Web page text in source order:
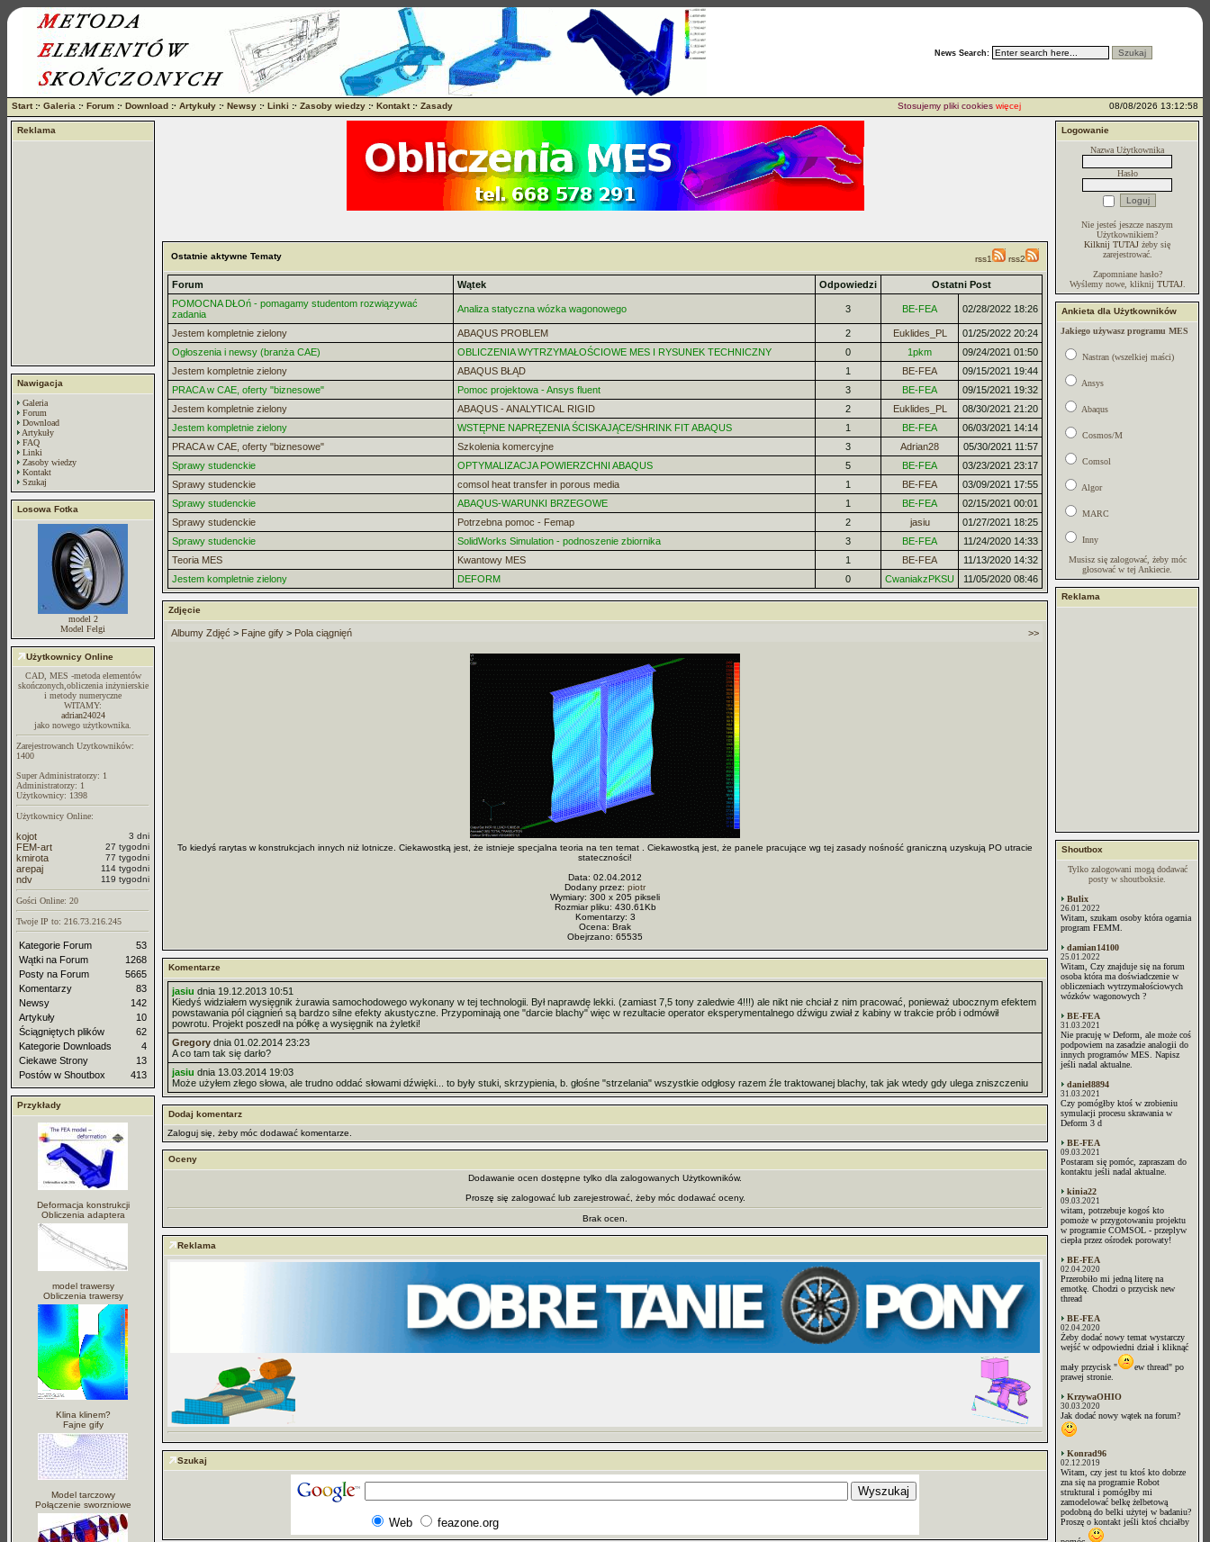
News Search:
Start:· Galeria :· Forum :· Download :· Artykuły :· Newsy :· Linki :· Zasoby wiedzy :· Kontakt:· Zasady Stosujemy pliki cookieswięcej... 08/08/2026 13:12:58
Reklama
Nawigacja
Galeria
Forum
Download
Artykuły
FAQ
Linki
Zasoby wiedzy
Kontakt
Szukaj
Losowa Fotka
model 2
Model Felgi
Użytkownicy Online
CAD, MES -metoda elementów
skończonych,obliczenia inżynierskie
i metody numeryczne
WITAMY:
adrian24024
jako nowego użytkownika.
Zarejestrowanch Uzytkowników:
1400
Super Administratorzy: 1
Administratorzy: 1
Użytkownicy: 1398
Użytkownicy Online:
kojot 3 dni
FEM-art 27 tygodni
kmirota 77 tygodni
arepaj 114 tygodni
ndv 119 tygodni
Gości Online: 20
Twoje IP to: 216.73.216.245
Kategorie Forum
53
Wątki na Forum
1268
Posty na Forum
5665
Komentarzy
83
Newsy
142
Artykuły
10
Ściągniętych plików
62
Kategorie Downloads
4
Ciekawe Strony
13
Postów w Shoutbox
413
Przykłady
Deformacja konstrukcji
Obliczenia adaptera
model trawersy
Obliczenia trawersy
Klina klinem?
Fajne gify
Model tarczowy
Połączenie sworzniowe
Ostatnie aktywne Tematy rss1 rss2
Forum Wątek Odpowiedzi
Ostatni Post
POMOCNA DŁOń - pomagamy studentom rozwiązywać
zadania
Analiza statyczna wózka wagonowego 3 BE-FEA 02/28/2022 18:26
Jestem kompletnie zielony ABAQUS PROBLEM 2 Euklides_PL
01/25/2022 20:24
Ogłoszenia i newsy (branża CAE)
OBLICZENIA WYTRZYMAŁOŚCIOWE MES I RYSUNEK TECHNICZNY 0 1pkm
09/24/2021 01:50
Jestem kompletnie zielony
ABAQUS BŁĄD 1 BE-FEA
09/15/2021 19:44
PRACA w CAE, oferty "biznesowe"
Pomoc projektowa - Ansys fluent 3 BE-FEA
09/15/2021 19:32
Jestem kompletnie zielony
ABAQUS - ANALYTICAL RIGID 2 Euklides_PL
08/30/2021 21:20
Jestem kompletnie zielony
WSTĘPNE NAPRĘZENIA ŚCISKAJĄCE/SHRINK FIT ABAQUS 1 BE-FEA
06/03/2021 14:14
PRACA w CAE, oferty "biznesowe"
Szkolenia komercyjne 3 Adrian28
05/30/2021 11:57
Sprawy studenckie
OPTYMALIZACJA POWIERZCHNI ABAQUS 5 BE-FEA
03/23/2021 23:17
Sprawy studenckie
comsol heat transfer in porous media 1 BE-FEA
03/09/2021 17:55
Sprawy studenckie
ABAQUS-WARUNKI BRZEGOWE 1 BE-FEA
02/15/2021 00:01
Sprawy studenckie
Potrzebna pomoc - Femap 2 jasiu
01/27/2021 18:25
Sprawy studenckie
SolidWorks Simulation - podnoszenie zbiornika 3 BE-FEA
11/24/2020 14:33
Teoria MES
Kwantowy MES 1 BE-FEA
11/13/2020 14:32
Jestem kompletnie zielony
DEFORM 0 CwaniakzPKSU 11/05/2020 08:46
Zdjęcie
Albumy Zdjęć > Fajne gify > Pola ciągnięń >>
To kiedyś rarytas w konstrukcjach innych niż lotnicze. Ciekawostką jest, że istnieje specjalna teoria na ten temat . Ciekawostką jest, że panele pracujące wg tej zasady nośność graniczną uzyskują PO utracie
stateczności!
Data: 02.04.2012
Dodany przez: piotr
Wymiary: 300 x 205 pikseli
Rozmiar pliku: 430.61Kb
Komentarzy: 3
Ocena: Brak
Obejrzano: 65535
Komentarze
jasiu dnia 19.12.2013 10:51
Kiedyś widziałem wysięgnik żurawia samochodowego wykonany w tej technologii. Był naprawdę lekki. (zamiast 7,5 tony zaledwie 4!!!) ale nikt nie chciał z nim pracować, ponieważ ubocznym efektem
powstawania pól ciągnień są bardzo silne efekty akustyczne. Przypominają one "darcie blachy" więc w rezultacie operator eksperymentalnego dźwigu zwiał z kabiny w trakcie prób i odmówił
powrotu. Projekt poszedł na półkę a wysięgnik na żyletki!
Gregory dnia 01.02.2014 23:23
A co tam tak się darło?
jasiu dnia 13.03.2014 19:03
Może użyłem złego słowa, ale trudno oddać słowami dźwięki... to były stuki, skrzypienia, b. głośne "strzelania" wszystkie odgłosy razem źle traktowanej blachy, tak jak wtedy gdy ulega zniszczeniu
Dodaj komentarz
Zaloguj się, żeby móc dodawać komentarze.
Oceny
Dodawanie ocen dostępne tylko dla zalogowanych Użytkowników.
Proszę się zalogować lub zarejestrować, żeby móc dodawać oceny.
Brak ocen.
Reklama
Szukaj
Web feazone.org
Logowanie
Nazwa Użytkownika
Hasło
Nie jesteś jeszcze naszym
Użytkownikiem?
Kilknij TUTAJ żeby się
zarejestrować.
Zapomniane hasło?
Wyślemy nowe, kliknij TUTAJ.
Ankieta dla Użytkowników
Jakiego używasz programu MES
Nastran (wszelkiej maści)
Ansys
Abaqus
Cosmos/M
Comsol
Algor
MARC
Inny
Musisz się zalogować, żeby móc
głosować w tej Ankiecie.
Reklama
Shoutbox
Tylko zalogowani mogą dodawać
posty w shoutboksie.
Bulix
26.01.2022
Witam, szukam osoby która ogarnia
program FEMM.
damian14100
25.01.2022
Witam, Czy znajduje się na forum
osoba która ma doświadczenie w
obliczeniach wytrzymałościowych
wózków wagonowych ?
BE-FEA
31.03.2021
Nie pracuję w Deform, ale może coś
podpowiem na zasadzie analogii do
innych programów MES. Napisz
jeśli nadal aktualne.
daniel8894
31.03.2021
Czy pomógłby ktoś w zrobieniu
symulacji procesu skrawania w
Deform 3 d
BE-FEA
09.03.2021
Postaram się pomóc, zapraszam do
kontaktu jeśli nadal aktualne.
kinia22
09.03.2021
witam, potrzebuje kogoś kto
pomoże w przygotowaniu projektu
w programie COMSOL - przeplyw
ciepła przez ośrodek porowaty!
BE-FEA
02.04.2020
Przerobiło mi jedną literę na
emotkę. Chodzi o przycisk new
thread
BE-FEA
02.04.2020
Żeby dodać nowy temat wystarczy
wejść w odpowiedni dział i kliknąć
mały przycisk "
ew thread" po
prawej stronie.
KrzywaOHIO
30.03.2020
Jak dodać nowy wątek na forum?
Konrad96
02.12.2019
Witam, czy jest tu ktoś kto dobrze
zna się na programie Robot
struktural i pomógłby mi
zamodelować belkę żelbetową
podobną do belki użytej w badaniu?
Proszę o kontakt jeśli ktoś chciałby